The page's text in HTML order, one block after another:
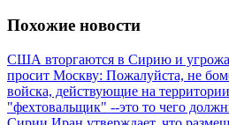
Похожие новости
США вторгаются в Сирию и
просит Москву: Пожалуйста, не
войска, действующие на
"фехтовальщик" --это то чего